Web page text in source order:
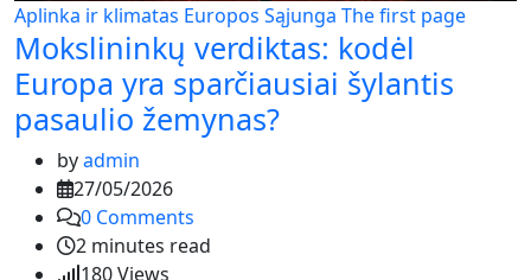
Aplinka ir klimatas Europos Sąjunga The first page
Mokslininkų verdiktas: kodėl
Europa yra sparčiausiai šylantis
pasaulio žemynas?
byadmin
27/05/2026
0 Comments
2 minutes read
180Views